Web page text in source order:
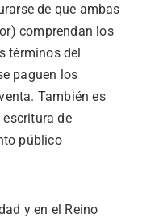
de que ambas
comprendan los
términos del
paguen los
También es
de
público
y en el Reino